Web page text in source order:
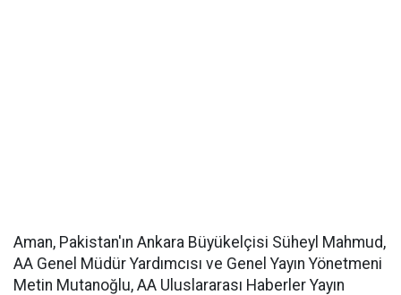
Aman, Pakistan'ın Ankara Büyükelçisi Süheyl Mahmud,
AA Genel Müdür Yardımcısı ve Genel Yayın Yönetmeni
Metin Mutanoğlu, AA Uluslararası Haberler Yayın